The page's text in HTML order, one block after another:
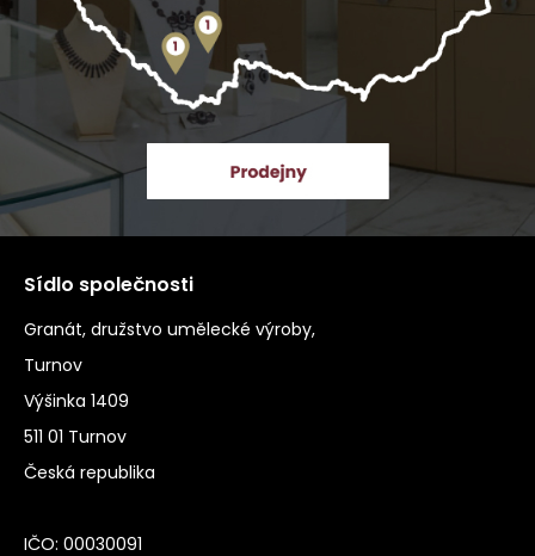
Sídlo společnosti
Granát, družstvo umělecké výroby,
Turnov
Výšinka 1409
511 01 Turnov
Česká republika
IČO: 00030091